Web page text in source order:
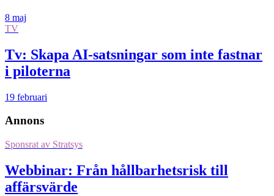
8 maj
TV
Tv: Skapa AI-satsningar som inte fastnar
i piloterna
19 februari
Annons
Sponsrat av Stratsys
Webbinar: Från hållbarhetsrisk till
affärsvärde